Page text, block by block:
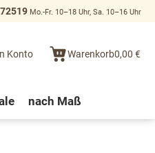
Mo.-Fr. 10–18 Uhr, Sa. 10–16 Uhr
Konto Warenkorb0,00 €
nach Maß